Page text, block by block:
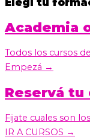
Academia
Todos los cursos
Empezá →
Reservá tu
Fijate cuales son
IR A CURSOS →